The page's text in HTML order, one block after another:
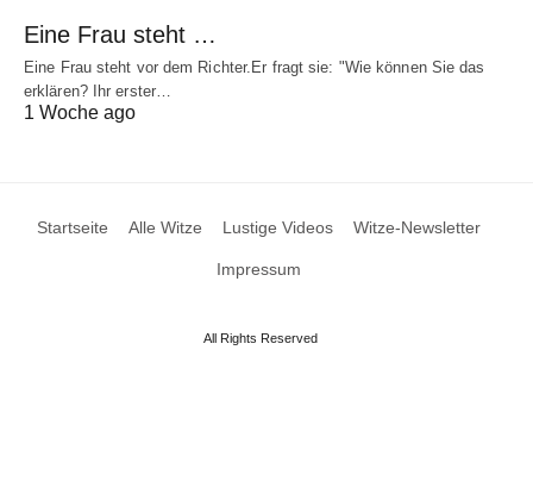
Eine Frau steht …
Eine Frau steht vor dem Richter.Er fragt sie: "Wie können Sie das
erklären? Ihr erster…
1 Woche ago
Startseite Alle Witze Lustige Videos Witze-Newsletter
Impressum
All Rights Reserved